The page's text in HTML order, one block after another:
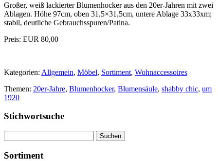
Großer, weiß lackierter Blumenhocker aus den 20er-Jahren mit zwei
Ablagen. Höhe 97cm, oben 31,5×31,5cm, untere Ablage 33x33xm;
stabil, deutliche Gebrauchsspuren/Patina.
Preis: EUR 80,00
Kategorien: Allgemein, Möbel, Sortiment, Wohnaccessoires
Themen: 20er-Jahre, Blumenhocker, Blumensäule, shabby chic, um
1920
Stichwortsuche
nach:
Sortiment